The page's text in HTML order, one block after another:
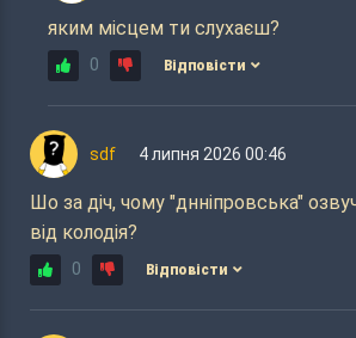
яким місцем ти слухаєш?
0 Відповісти
sdf 4 липня 2026 00:46
Шо за діч, чому "днніпровська"
від колодія?
0 Відповісти